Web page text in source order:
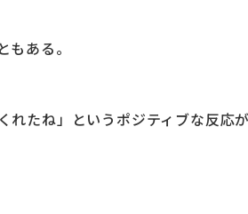
ある。
れたね」というポジティブな反応が